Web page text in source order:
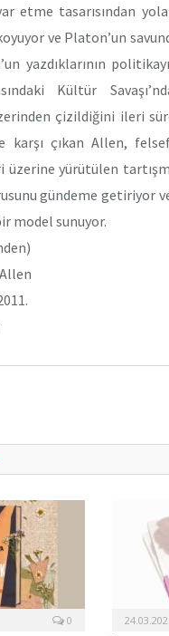
etme tasarısından
ve Platon’un
yazdıklarının
Kültür
çizildiğini ileri
karşı çıkan Allen,
üzerine yürütülen
gündeme
model sunuyor.
0